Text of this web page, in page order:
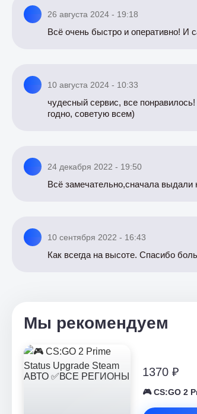
26 августа 2024 - 19:18
Всё очень быстро и оперативно! И
10 августа 2024 - 10:33
чудесный сервис, все
годно, советую всем)
24 декабря 2022 - 19:50
Всё замечательно,сначала выдали
10 сентября 2022 - 16:43
Как всегда на высоте. Спасибо
Мы рекомендуем
1370 ₽
🎮 CS:GO 2